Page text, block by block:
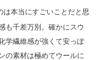
は本当にすごいことだと思
も千差万別。確かにスウ
学繊維感が強くて安っぽ
の素材は極めてウールに